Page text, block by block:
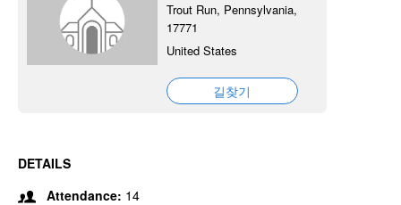
Trout Run, Pennsylvania,
17771
United States
길찾기
DETAILS
Attendance: 14